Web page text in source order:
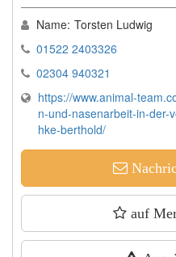
Name: Torsten Ludwig
01522 2403326
02304 940321
https://www.animal-
n-und-nasenarbeit-in-der-
hke-berthold/
auf